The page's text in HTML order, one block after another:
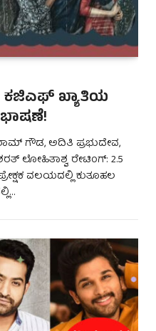
ಕಜಿಎಫ್ ಖ್ಯಾತಿಯ
ಗೌಡ, ಅದಿತಿ ಪ್ರಭುದೇವ,
ಲೋಹಿತಾಶ್ವ ರೇಟಿಂಗ್: 2.5
ವಲಯದಲ್ಲಿ ಕುತೂಹಲ